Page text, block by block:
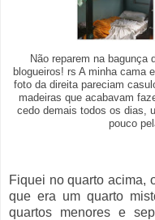
Não reparem na bagunça
blogueiros! rs A minha cama
foto da direita pareciam
madeiras que acabavam
cedo demais todos os dias,
pouco
Fiquei no quarto acima,
que era um quarto
quartos menores e